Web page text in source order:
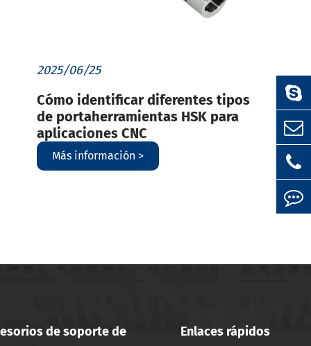
2025/06/25
Cómo identificar diferentes tipos
de portaherramientas HSK para
aplicaciones CNC
Más información >
de soporte de
Enlaces rápidos